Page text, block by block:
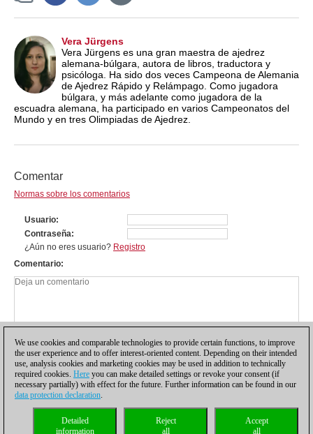
Vera Jürgens
Vera Jürgens es una gran maestra de ajedrez
alemana-búlgara, autora de libros, traductora y
psicóloga. Ha sido dos veces Campeona de Alemania
de Ajedrez Rápido y Relámpago. Como jugadora
búlgara, y más adelante como jugadora de la
escuadra alemana, ha participado en varios Campeonatos del
Mundo y en tres Olimpiadas de Ajedrez.
Comentar
Normas sobre los comentarios
Usuario
Contraseña
¿Aún no eres usuario? Registro
Comentario
Política de privacidad |Para contactar Cookies Management
Licencias
Compliance Hotline
We use cookies and comparable technologies to provide certain functions, to improve
the user experience and to offer interest-oriented content. Depending on their intended
use, analysis cookies and marketing cookies may be used in addition to technically
required cookies. Here you can make detailed settings or revoke your consent (if
necessary partially) with effect for the future. Further information can be found in our
data protection declaration.
Accept
all
Reject
all
Detailed
information